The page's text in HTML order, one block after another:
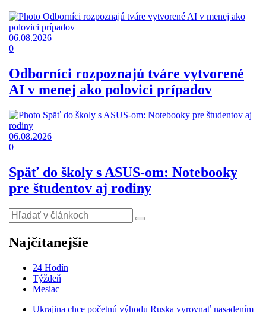
06.08.2026
0
Odborníci rozpoznajú tváre vytvorené
AI v menej ako polovici prípadov
06.08.2026
0
Späť do školy s ASUS-om: Notebooky
pre študentov aj rodiny
Najčítanejšie
24 Hodín
Týždeň
Mesiac
Ukrajina chce početnú výhodu Ruska vyrovnať nasadením